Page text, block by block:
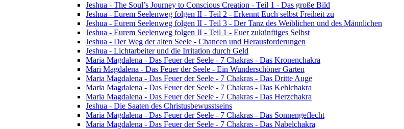
Jeshua - The Soul’s Journey to Conscious Creation - Teil 1 - Das große Bild
Jeshua - Eurem Seelenweg folgen II - Teil 2 - Erkennt Euch selbst Freiheit zu
Jeshua - Eurem Seelenweg folgen II - Teil 3 - Der Tanz des Weiblichen und des Männlichen
Jeshua - Eurem Seelenweg folgen II - Teil 1 - Euer zukünftiges Selbst
Jeshua - Der Weg der alten Seele - Chancen und Herausforderungen
Jeshua - Lichtarbeiter und die Irritation durch Geld
Maria Magdalena - Das Feuer der Seele - 7 Chakras - Das Kronenchakra
Mari Magdalena - Das Feuer der Seele - Ein Wunderschöner Garten
Maria Magdalena - Das Feuer der Seele - 7 Chakras - Das Dritte Auge
Maria Magdalena - Das Feuer der Seele - 7 Chakras - Das Kehlchakra
Maria Magdalena - Das Feuer der Seele - 7 Chakras - Das Herzchakra
Jeshua - Die Saaten des Christusbewusstseins
Maria Magdalena - Das Feuer der Seele - 7 Chakras - Das Sonnengeflecht
Maria Magdalena - Das Feuer der Seele - 7 Chakras - Das Nabelchakra